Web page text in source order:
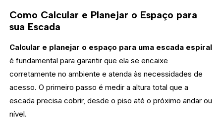
Como Calcular e Planejar o Espaço para
sua Escada
Calcular e planejar o espaço para uma escada espiral
é fundamental para garantir que ela se encaixe
corretamente no ambiente e atenda às necessidades de
acesso. O primeiro passo é medir a altura total que a
escada precisa cobrir, desde o piso até o próximo andar ou
nível.